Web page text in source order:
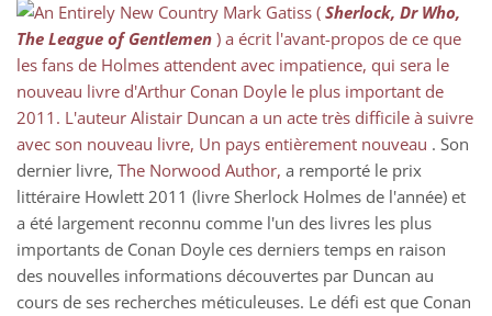
Mark Gatiss ( Sherlock, Dr Who,
The League of Gentlemen ) a écrit l'avant-propos de ce que
les fans de Holmes attendent avec impatience, qui sera le
nouveau livre d'Arthur Conan Doyle le plus important de
2011. L'auteur Alistair Duncan a un acte très difficile à suivre
avec son nouveau livre, Un pays entièrement nouveau . Son
dernier livre, The Norwood Author, a remporté le prix
littéraire Howlett 2011 (livre Sherlock Holmes de l'année) et
a été largement reconnu comme l'un des livres les plus
importants de Conan Doyle ces derniers temps en raison
des nouvelles informations découvertes par Duncan au
cours de ses recherches méticuleuses. Le défi est que Conan